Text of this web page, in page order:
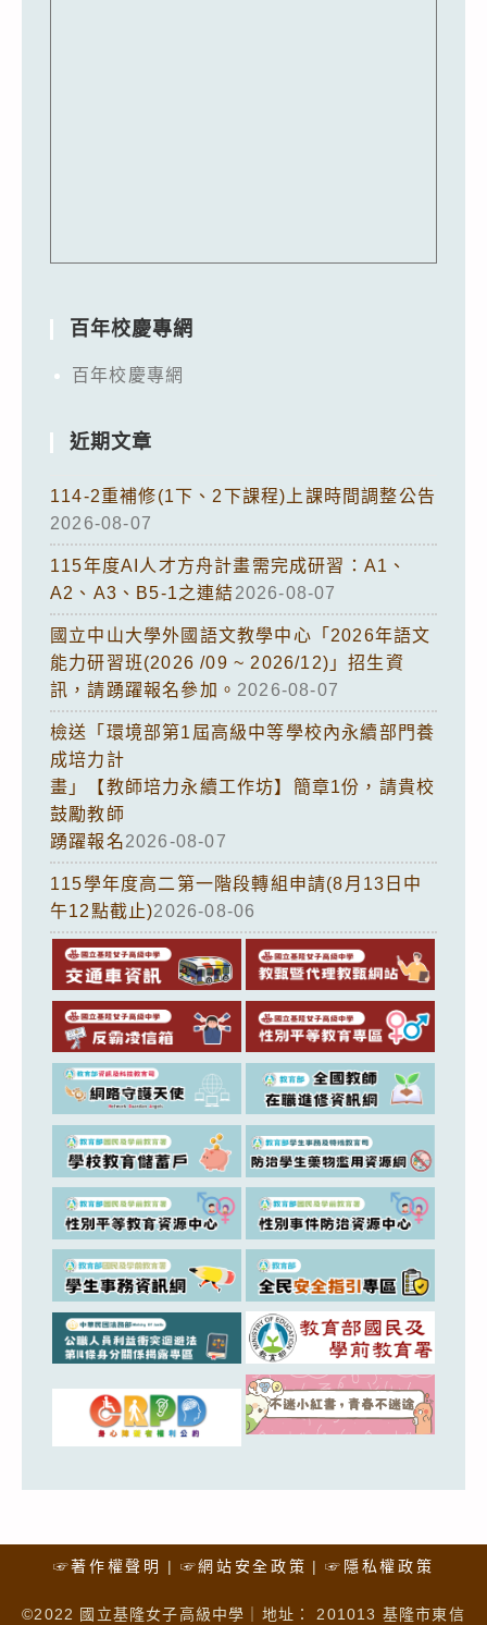
百年校慶專網
百年校慶專網
近期文章
114-2重補修(1下、2下課程)上課時間調整公告
2026-08-07
115年度AI人才方舟計畫需完成研習：A1、
A2、A3、B5-1之連結2026-08-07
國立中山大學外國語文教學中心「2026年語文
能力研習班(2026 /09 ~ 2026/12)」招生資
訊，請踴躍報名參加。 2026-08-07
檢送「環境部第1屆高級中等學校內永續部門養
成培力計
畫」【教師培力永續工作坊】簡章1份，請貴校
鼓勵教師
踴躍報名2026-08-07
115學年度高二第一階段轉組申請(8月13日中
午12點截止)2026-08-06
☞著作權聲明 ☞網站安全政策 ☞隱私權政策
©2022 國立基隆女子高級中學｜地址： 201013 基隆市東信